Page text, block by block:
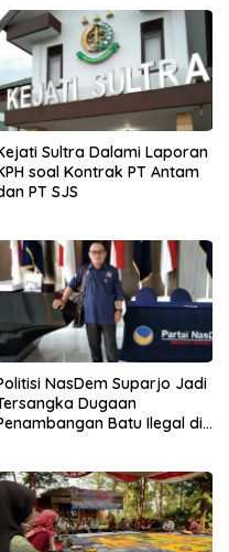
Sultra Dalami Laporan
soal Kontrak PT Antam
PT SJS
NasDem Suparjo Jadi
Dugaan
Batu Ilegal di